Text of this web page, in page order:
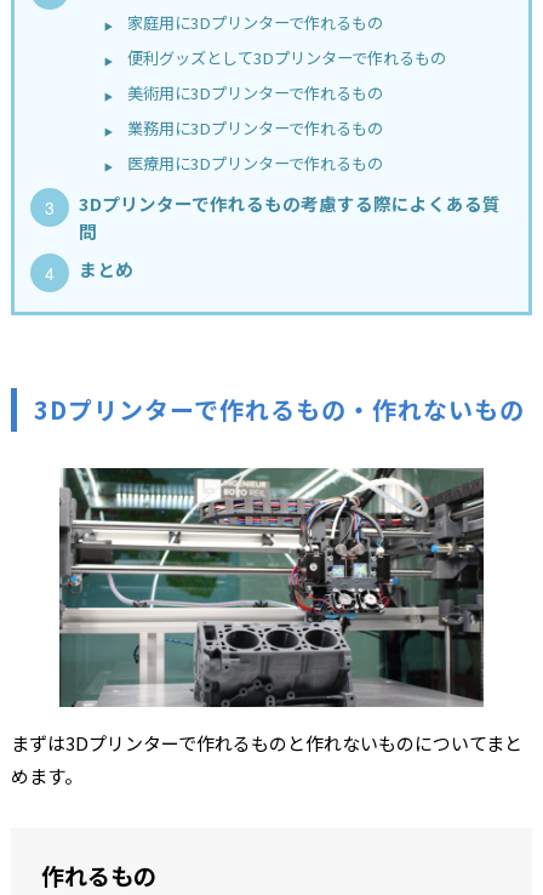
家庭用に3Dプリンターで作れるもの
便利グッズとして3Dプリンターで作れるもの
美術用に3Dプリンターで作れるもの
業務用に3Dプリンターで作れるもの
医療用に3Dプリンターで作れるもの
3Dプリンターで作れるもの考慮する際によくある質
問
まとめ
3Dプリンターで作れるもの・作れないもの
まずは3Dプリンターで作れるものと作れないものについてまと
めます。
作れるもの